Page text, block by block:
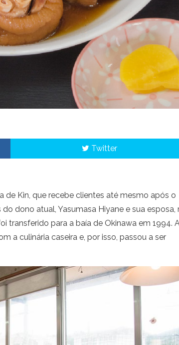
Twitter
de Kin, que recebe clientes até mesmo após o
dono atual, Yasumasa Hiyane e sua esposa,
transferido para a baía de Okinawa em 1994.
a culinária caseira e, por isso, passou a ser